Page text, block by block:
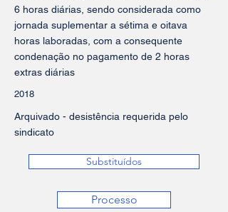
6 horas diárias, sendo considerada como
jornada suplementar a sétima e oitava
horas laboradas, com a consequente
condenação no pagamento de 2 horas
extras diárias
2018
Arquivado - desistência requerida pelo
sindicato
Substituídos
Processo